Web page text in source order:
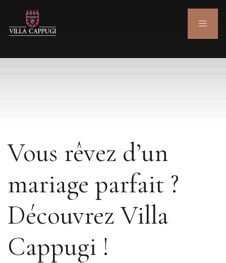
Vous rêvez d’un
mariage parfait ?
Découvrez Villa
Cappugi !